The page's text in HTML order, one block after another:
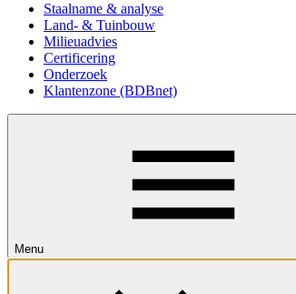
Staalname & analyse
Land- & Tuinbouw
Milieuadvies
Certificering
Onderzoek
Klantenzone (BDBnet)
Menu